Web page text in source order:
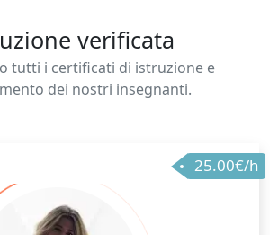
verificata
tutti i certificati di istruzione e
dei nostri insegnanti.
25.00€/h